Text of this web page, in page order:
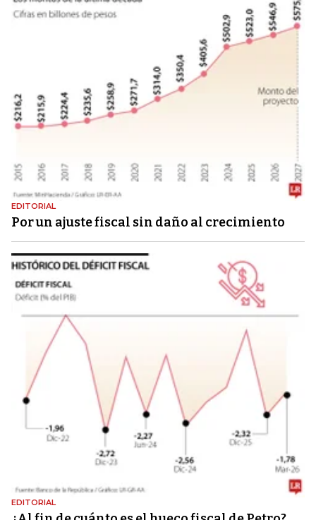
EDITORIAL
Por un ajuste fiscal sin daño al crecimiento
EDITORIAL